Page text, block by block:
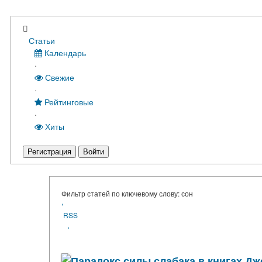
Статьи
Календарь
·
Свежие
·
Рейтинговые
·
Хиты
Регистрация Войти
Фильтр статей по ключевому слову: сон
‹
RSS
›